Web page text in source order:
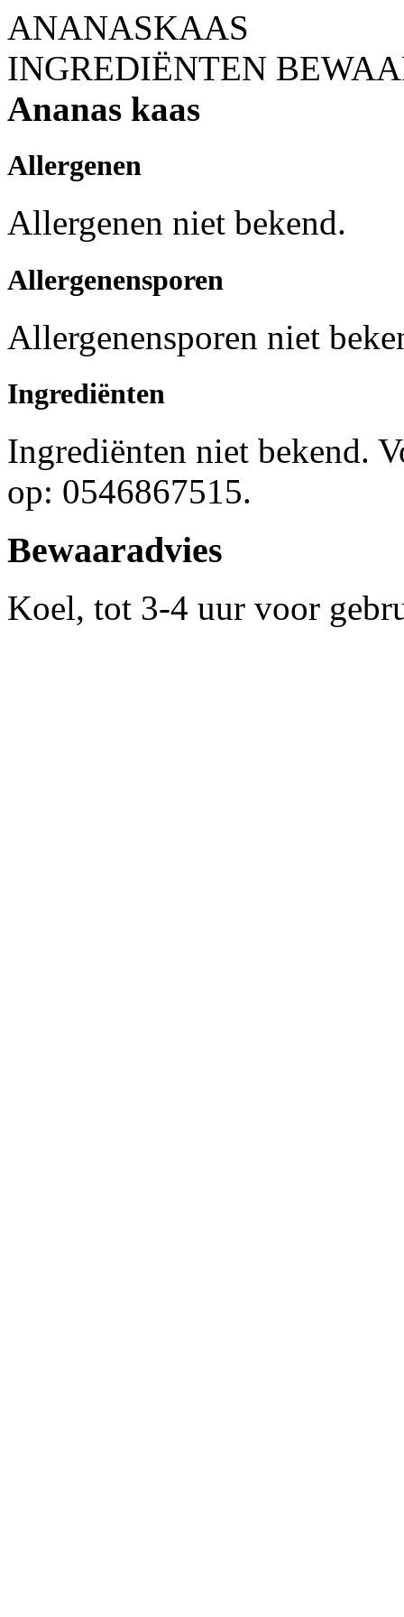
ANANASKAAS
INGREDIËNTEN
Ananas kaas
Allergenen
Allergenen niet bekend.
Allergenensporen
Allergenensporen niet
Ingrediënten
Ingrediënten niet bekend.
op: 0546867515.
Bewaaradvies
Koel, tot 3-4 uur voor